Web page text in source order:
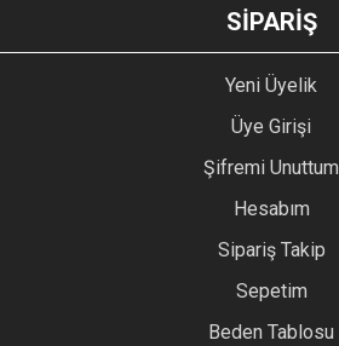
GÖNDER
SİPARİŞ
Yeni Üyelik
Üye Girişi
Şifremi Unuttum
Hesabım
Sipariş Takip
Sepetim
Beden Tablosu